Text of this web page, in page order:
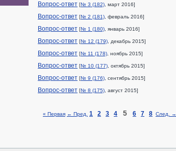
Вопрос-ответ [№ 3 (182) , март 2016]
Вопрос-ответ [№ 2 (181) , февраль 2016]
Вопрос-ответ [№ 1 (180) , январь 2016]
Вопрос-ответ [№ 12 (179) , декабрь 2015]
Вопрос-ответ [№ 11 (178) , ноябрь 2015]
Вопрос-ответ [№ 10 (177) , октябрь 2015]
Вопрос-ответ [№ 9 (176) , сентябрь 2015]
Вопрос-ответ [№ 8 (175) , август 2015]
« Первая ← Пред. 1 2 3 4 5 6 7 8 След. →